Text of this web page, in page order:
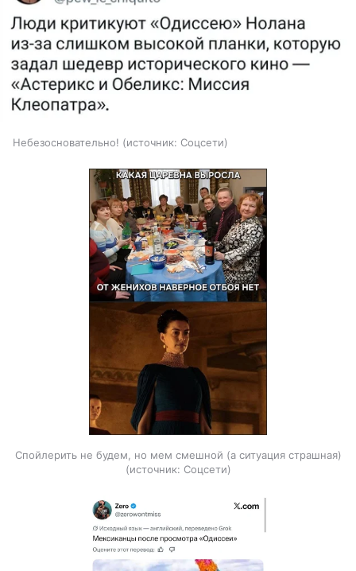
Небезосновательно! источник: Соцсети
Спойлерить не будем, но мем смешной (а ситуация страшная)
источник: Соцсети